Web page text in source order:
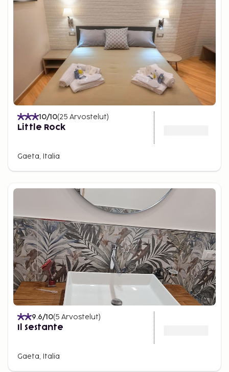
10/10(25 Arvostelut)
Little Rock
Gaeta, Italia
9.6/10(5 Arvostelut)
Il Sestante
Gaeta, Italia